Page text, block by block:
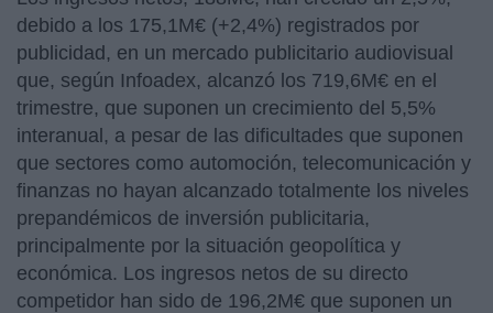
debido a los 175,1M€ (+2,4%) registrados por
publicidad, en un mercado publicitario audiovisual
que, según Infoadex, alcanzó los 719,6M€ en el
trimestre, que suponen un crecimiento del 5,5%
interanual, a pesar de las dificultades que suponen
que sectores como automoción, telecomunicación y
finanzas no hayan alcanzado totalmente los niveles
prepandémicos de inversión publicitaria,
principalmente por la situación geopolítica y
económica. Los ingresos netos de su directo
competidor han sido de 196,2M€ que suponen un